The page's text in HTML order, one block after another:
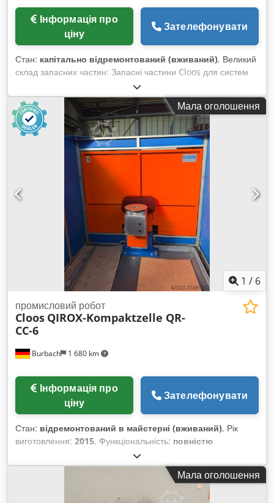
ціну
Зателефонувати
Стан: капітально відремонтований (вживаний), Великий
склад запасних частин: Запасні частини Cloos для систем
управління 32 TM, V3 до V7. Dkodpfxsd H T I Eo Ahusr
Відновлені сервоприводи, що були у використанні, з
гарантією. Програмувальні пристрої. Блоки живлення.
Приводні двигуни для роботів і поворотних пристроїв.
Зварювальні апарати Quinto II 403, 603, MC 3. Механізми
роботів Romat 320, 350, Qirox 1 і 2.
Мала оголошення
1 / 6
Burbach 1 680 km
промисловий робот
Cloos QIROX-Kompaktzelle QR-
CC-6
ціну
Зателефонувати
Стан: відремонтований в майстерні (вживаний), Рік
виготовлення: 2015, Функціональність: повністю
, Зварювальний робот Qirox QRC 320,
включно з блоком керування V7 і програмованим ручним
пристроєм з кабелем, з’єднувальним кабелем, шафою
керування роботом, тактильним датчиком, системою
Мала оголошення